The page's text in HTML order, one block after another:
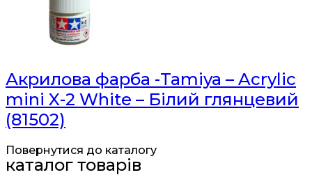
Акрилова фарба -Tamiya – Acrylic
mini X-2 White – Білий глянцевий
(81502)
Повернутися до каталогу
каталог товарів